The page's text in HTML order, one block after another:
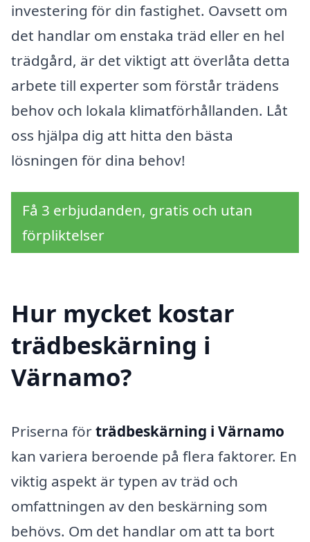
investering för din fastighet. Oavsett om
det handlar om enstaka träd eller en hel
trädgård, är det viktigt att överlåta detta
arbete till experter som förstår trädens
behov och lokala klimatförhållanden. Låt
oss hjälpa dig att hitta den bästa
lösningen för dina behov!
Få 3 erbjudanden, gratis och utan
förpliktelser
Hur mycket kostar
trädbeskärning i
Värnamo?
Priserna förträdbeskärning i Värnamo
kan variera beroende på flera faktorer. En
viktig aspekt är typen av träd och
omfattningen av den beskärning som
behövs. Om det handlar om att ta bort